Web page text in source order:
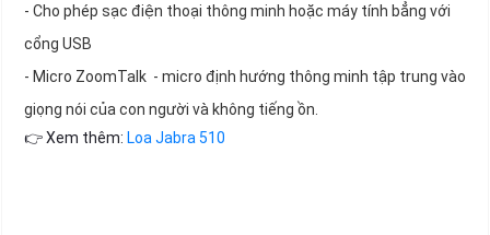
- Cho phép sạc điện thoại thông minh hoặc máy tính bẳng với
cổng USB
- Micro ZoomTalk - micro định hướng thông minh tập trung vào
giọng nói của con người và không tiếng ồn.
👉 Xem thêm: Loa Jabra 510